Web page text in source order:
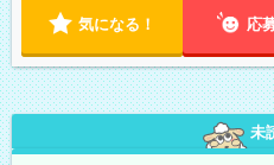
気になる！ 応
未